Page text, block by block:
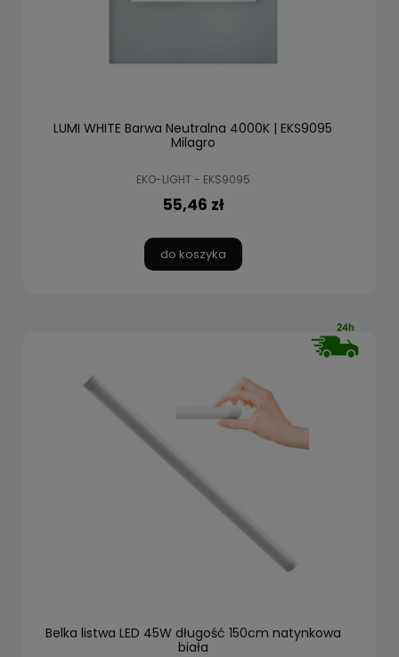
LUMI WHITE Barwa Neutralna 4000K | EKS9095
Milagro
EKO-LIGHT - EKS9095
55,46 zł
do koszyka
Belka listwa LED 45W długość 150cm natynkowa
biała